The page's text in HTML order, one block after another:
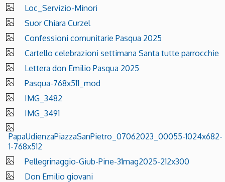
Loc_Servizio-Minori
Suor Chiara Curzel
Confessioni comunitarie Pasqua 2025
Cartello celebrazioni settimana Santa tutte parrocchie
Lettera don Emilio Pasqua 2025
Pasqua-768x511_mod
IMG_3482
IMG_3491
PapaUdienzaPiazzaSanPietro_07062023_00055-1024x682-
1-768x512
Pellegrinaggio-Giub-Pine-31mag2025-212x300
Don Emilio giovani